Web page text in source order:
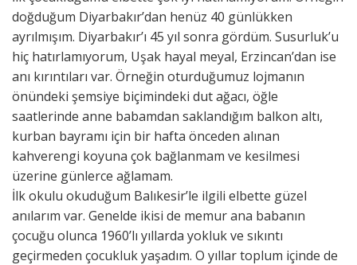
doğduğum Diyarbakır’dan henüz 40 günlükken
ayrılmışım. Diyarbakır’ı 45 yıl sonra gördüm. Susurluk’u
hiç hatırlamıyorum, Uşak hayal meyal, Erzincan’dan ise
anı kırıntıları var. Örneğin oturduğumuz lojmanın
önündeki şemsiye biçimindeki dut ağacı, öğle
saatlerinde anne babamdan saklandığım balkon altı,
kurban bayramı için bir hafta önceden alınan
kahverengi koyuna çok bağlanmam ve kesilmesi
üzerine günlerce ağlamam.
İlk okulu okuduğum Balıkesir’le ilgili elbette güzel
anılarım var. Genelde ikisi de memur ana babanın
çocuğu olunca 1960’lı yıllarda yokluk ve sıkıntı
geçirmeden çocukluk yaşadım. O yıllar toplum içinde de